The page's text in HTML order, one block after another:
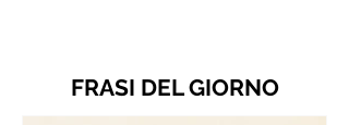
FRASI DEL GIORNO